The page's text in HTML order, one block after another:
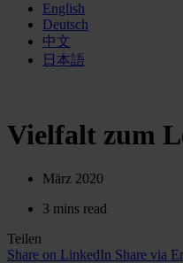
English
Deutsch
中文
日本語
Vielfalt zum
März 2020
3 mins read
Teilen
Share on LinkedIn Share via